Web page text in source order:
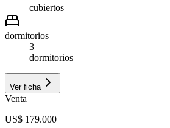
cubiertos
dormitorios
3
dormitorios
Ver ficha
Venta
US$ 179.000